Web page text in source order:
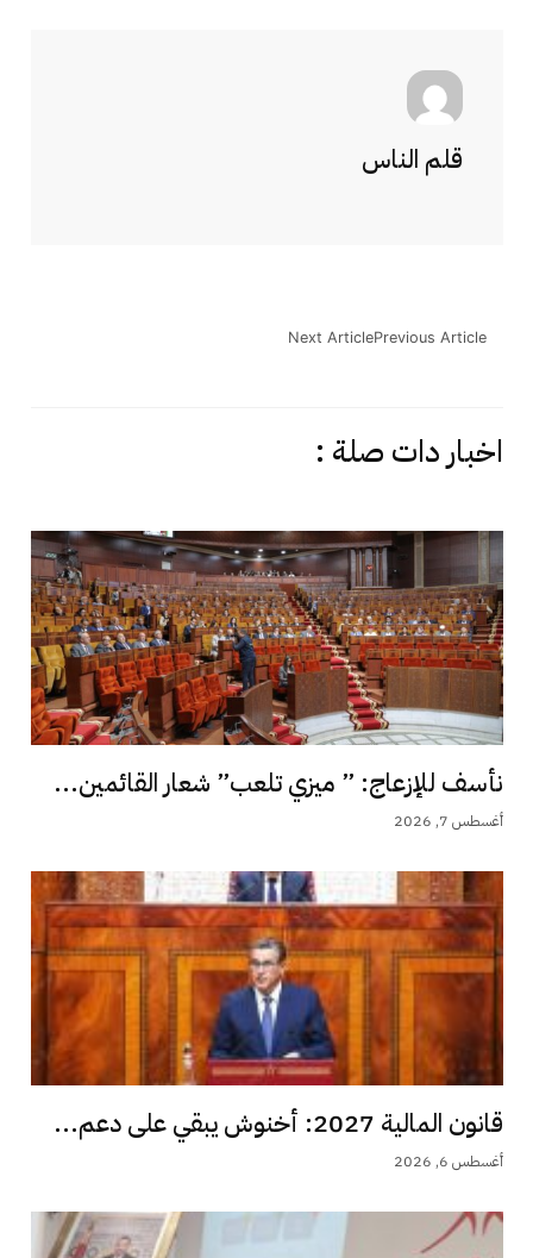
قلم الناس
Previous Article
Next Article
اخبار دات صلة :
نأسف للإزعاج: ” ميزي تلعب” شعار القائمين...
أغسطس 7, 2026
قانون المالية 2027: أخنوش يبقي على دعم...
أغسطس 6, 2026